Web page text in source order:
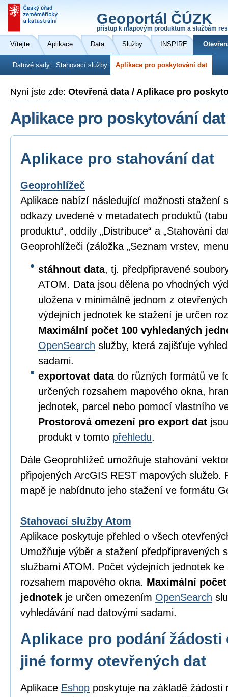
Geoportál ČÚZK
přístup k mapovým produktům a službám
Vítejte Aplikace Data Služby INSPIRE
Datové sady Stahovací služby Aplikace pro poskytování dat
Nyní jste zde: Otevřená data / Aplikace pro
Aplikace pro poskytování dat
Aplikace pro stahování dat
Geoprohlížeč
Aplikace nabízí následující možnosti stažení
odkazy uvedené v metadatech produktů
produktu“, oddíly „Distribuce“ a „Stahování
Geoprohlížeči (záložka „Seznam vrstev,
stáhnout data, tj. předpřipravené
ATOM. Data jsou dělena po vhodných
uložena v minimálně jednom z
výdejních jednotek ke stažení je určen
Maximální počet 100 vyhledaných
OpenSearch služby, která zajišťuje
sadami.
exportovat datado různých formátů ve
určených rozsahem mapového okna,
jednotek, parcel nebo pomocí vlastního
Prostorová omezení pro export dat
produkt v tomto přehledu.
Dále Geoprohlížeč umožňuje stahování
připojených ArcGIS REST mapových služeb.
mapě je nabídnuto jeho stažení ve formátu
Stahovací služby Atom
Aplikace poskytuje přehled o všech
Umožňuje výběr a stažení předpřipravených
službami ATOM. Počet výdejních jednotek
rozsahem mapového okna. Maximální
jednotek je určen omezením OpenSearch
vyhledávání nad datovými sadami.
Aplikace pro podání
jiné formy otevřených dat
Aplikace Eshop poskytuje na základě žádosti